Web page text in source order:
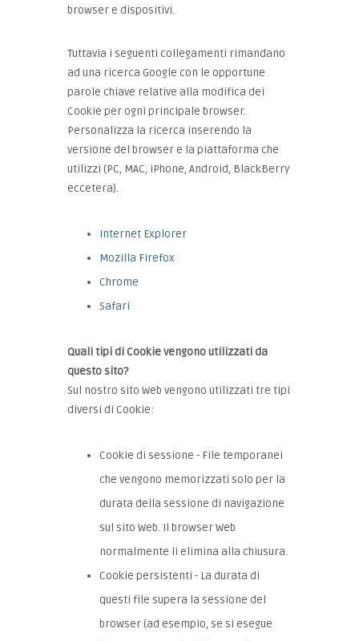
browser e dispositivi.
Tuttavia i seguenti collegamenti rimandano
ad una ricerca Google con le opportune
parole chiave relative alla modifica dei
Cookie per ogni principale browser.
Personalizza la ricerca inserendo la
versione del browser e la piattaforma che
utilizzi (PC, MAC, iPhone, Android, BlackBerry
eccetera).
Internet Explorer
Mozilla Firefox
Chrome
Safari
Quali tipi di Cookie vengono utilizzati da
questo sito?
Sul nostro sito Web vengono utilizzati tre tipi
diversi di Cookie:
Cookie di sessione - File temporanei
che vengono memorizzati solo per la
durata della sessione di navigazione
sul sito Web. Il browser Web
normalmente li elimina alla chiusura.
Cookie persistenti - La durata di
questi file supera la sessione del
browser (ad esempio, se si esegue